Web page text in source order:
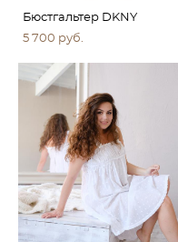
Бюстгальтер DKNY
5 700 pуб.